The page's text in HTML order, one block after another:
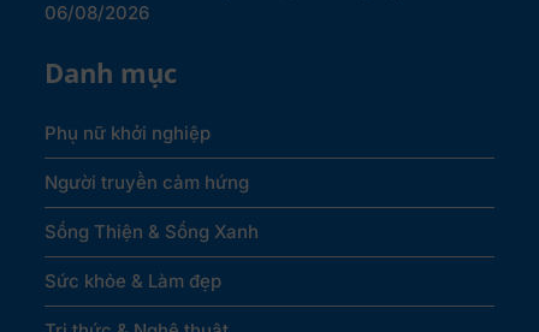
06/08/2026
Danh mục
Phụ nữ khởi nghiệp
Người truyền cảm hứng
Sống Thiện & Sống Xanh
Sức khỏe & Làm đẹp